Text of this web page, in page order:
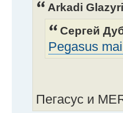
Arkadi
Сергей
Pegasus mail
Пегасус и